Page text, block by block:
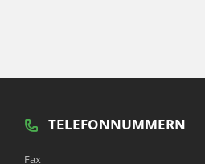
TELEFONNUMMERN
Fax